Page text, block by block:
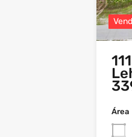
Área